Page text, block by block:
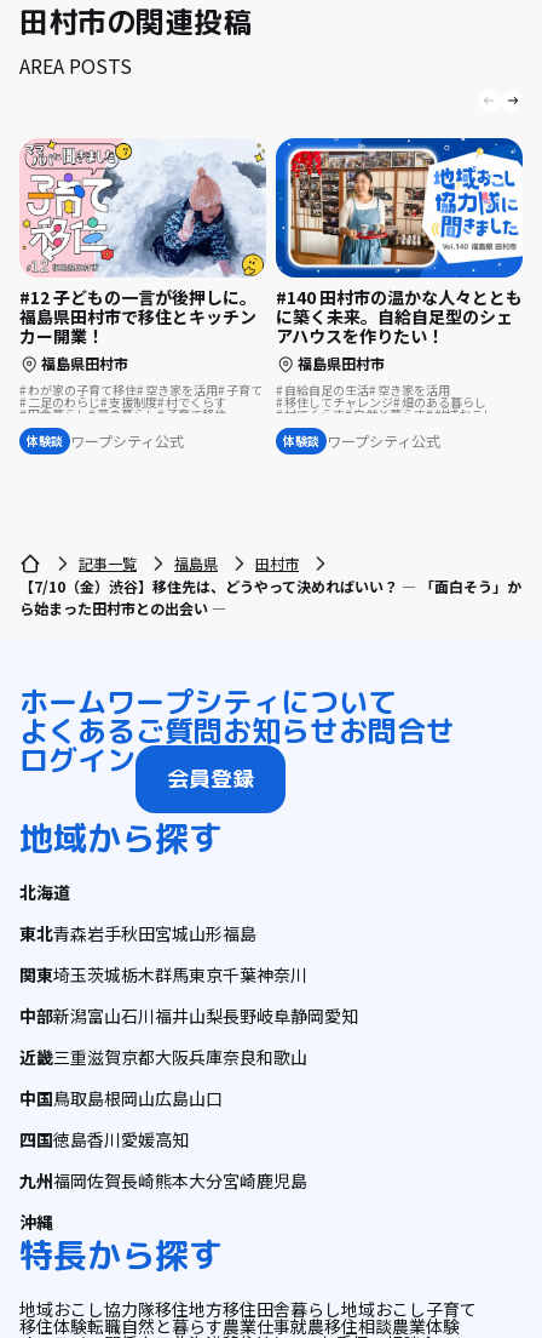
田村市の関連投稿
AREA POSTS
#12 子どもの一言が後押しに。
福島県田村市で移住とキッチン
カー開業！
福島県田村市
わが家の子育て移住 空き家を活用 子育て
二足のわらじ 支援制度 村でくらす
田舎暮らし 夢の暮らし 子育て移住
#わが家の子育て移住
温泉の近く
体験談 ワープシティ公式
#140 田村市の温かな人々ととも
に築く未来。自給自足型のシェ
アハウスを作りたい！
福島県田村市
自給自足の生活 空き家を活用
移住してチャレンジ 畑のある暮らし
村でくらす 自然と暮らす 地域おこし
移住を機に起業
地域おこし協力隊 スポーツで豊かに
古民家を活用 歴史をつむぐ
体験談 ワープシティ公式
記事一覧 福島県
田村市
【7/10（金）渋谷】移住先は、どうやって決めればいい？ ― 「面白そう」か
ら始まった田村市との出会い ―
ホームワープシティについて
よくあるご質問お知らせお問合せ
ログイン 会員登録
地域から探す
北海道
東北青森岩手秋田宮城山形福島
関東埼玉茨城栃木群馬東京千葉神奈川
中部新潟富山石川福井山梨長野岐阜静岡愛知
近畿三重滋賀京都大阪兵庫奈良和歌山
中国鳥取島根岡山広島山口
四国徳島香川愛媛高知
九州福岡佐賀長崎熊本大分宮崎鹿児島
沖縄
特長から探す
地域おこし協力隊移住地方移住田舎暮らし地域おこし子育て
移住体験転職自然と暮らす農業仕事就農移住相談農業体験